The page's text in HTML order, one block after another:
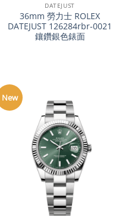
DATEJUST
36mm 勞力士 ROLEX
DATEJUST 126284rbr-0021
鑲鑽銀色錶面
New